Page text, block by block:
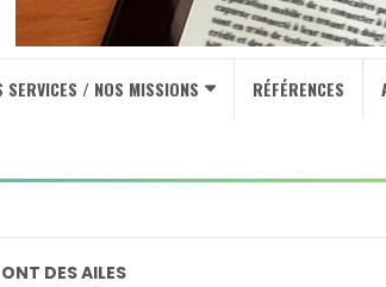
SERVICES / NOS MISSIONS RÉFÉRENCES
DES AILES